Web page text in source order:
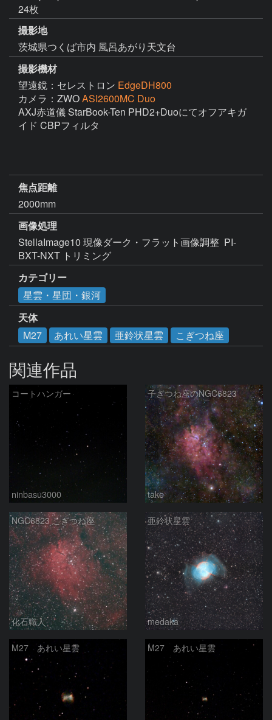
24枚
撮影地
茨城県つくば市内 風呂あがり天文台
撮影機材
望遠鏡：セレストロン EdgeDH800
カメラ：ZWOASI2600MC Duo
AXJ赤道儀 StarBook-Ten PHD2+Duoにてオフアキガ
イド CBPフィルタ
焦点距離
2000mm
画像処理
StellaImage10 現像ダーク・フラット画像調整  PI-
BXT-NXT トリミング
カテゴリー
星雲・星団・銀河
天体
M27
あれい星雲 亜鈴状星雲 こぎつね座
関連作品
コートハンガー
ninbasu3000
子ぎつね座のNGC6823
take
NGC6823 こぎつね座
化石職人
亜鈴状星雲
medaka
M27 あれい星雲 M27 あれい星雲